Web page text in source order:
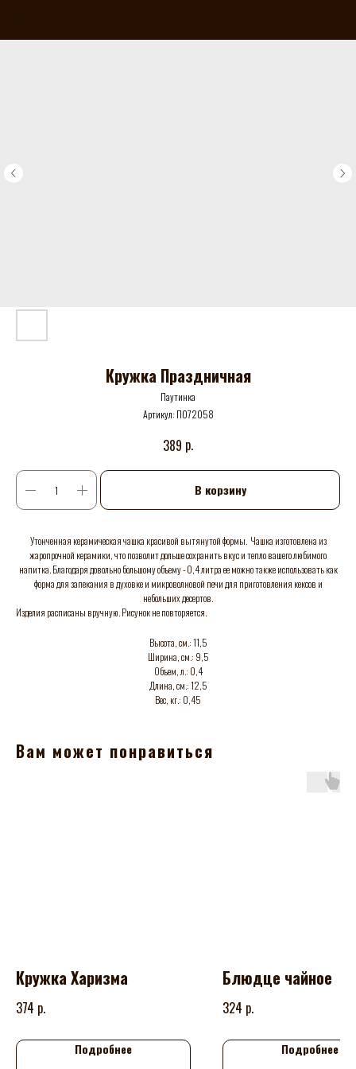
Кружка Праздничная
Паутинка
Артикул: П072058
389 р.
В корзину
Утонченная керамическая чашка красивой вытянутой формы. Чашка изготовлена из
жаропрочной керамики, что позволит дольше сохранить вкус и тепло вашего любимого
напитка. Благодаря довольно большому объему - 0,4 литра ее можно также использовать как
форма для запекания в духовке и микроволновой печи для приготовления кексов и
небольших десертов.
Изделия расписаны вручную. Рисунок не повторяется.
Высота, см.: 11,5
Ширина, см.: 9,5
Объем, л.: 0,4
Длина, см.: 12,5
Вес, кг.: 0,45
Вам может понравиться
Кружка Харизма
374 р.
Подробнее
Блюдце чайное
324 р.
Подробнее